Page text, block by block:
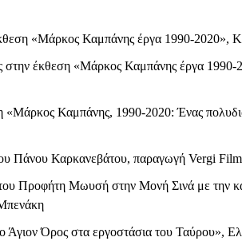
«Μάρκος Καμπάνης έργα 1990-2020»,
έκθεση «Μάρκος Καμπάνης έργα 1990-
«Μάρκος Καμπάνης, 1990-2020: Ένας
Πάνου Καρκανεβάτου, παραγωγή Vergi
Προφήτη Μωυσή στην Μονή Σινά με την
Όρος στα εργοστάσια του Ταύρου»,